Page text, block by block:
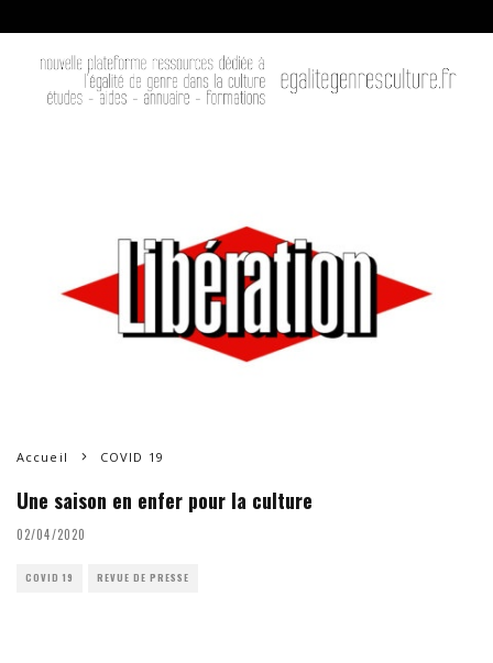
Accueil COVID 19
Une saison en enfer pour la culture
02/04/2020
COVID 19 REVUE DE PRESSE